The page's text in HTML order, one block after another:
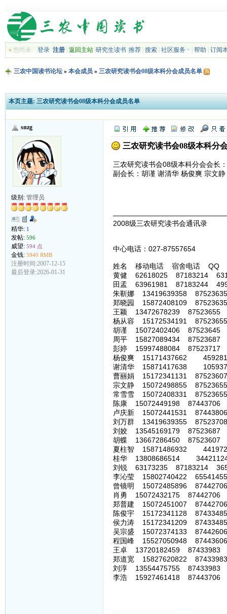
»您尚未 登录 注册| 返回主站| 研究生读书| 推荐| 搜索| 社区服务 帮助 订阅
三农中国读书论坛» 本会成员 » 三农研究读书会08级本科分会成员名单
本页主题: 三农研究读书会08级本科分会成员名单
snzg
级别: 管理员
精华: 1
发帖: 596
威望: 594 点
金钱: 5940 RMB
注册时间:2007-12-15
最后登录:2026-01-31
三农研究读书会08级本科分
三农研究读书会08级本科分会会长
副会长：胡谨 谢清华 杨俊爽 宗文静
2008级三农研究读书会通讯录
中心电话：027-87557654
姓名 移动电话 宿舍电话 QQ
黄健 62618025 87183214
田孟 63961981 87183244
朱靳娜 13419639358
郑晓园 15872408109
王颖 13472678239 87523655
杨从容 15172534191
胡谨 15072402406 87523645
周平 15827089434 87523687
彭婷 15997488084 87523717
杨俊爽 15171437662
谢清华 15871417638
曹丽娟 15172341131
宗文静 15072498855
常雪雪 15072408331
陈康 15072449198 87443706
卢庆新 15072441531
刘万群 13419639355
刘姣 13545169179 87523687
胡蝶 13667286450 87523607
夏柱智 15871486932
桂华 13808686514
刘锐 63173235 87183214
李沁莹 15802740422
曾镜明 15072485896
肖勇 15072432175 87442706
郑普建 15072451007
陈俊宇 15172341128
侯力涛 15172341209
吴宗盛 15072374133
程国峰 15527050948
王卓 13720182459 87433983
郑道宽 15827620822
刘淳 13554475755 87433983
李浩 15927461418 87443706